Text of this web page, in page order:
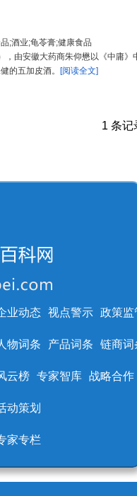
;酒业;龟苓膏;健康食品
由安徽大药商朱仰懋以《中庸
的五加皮酒。
[阅读全文]
1 条记
业动态 视点警示 政策监
物词条 产品词条 链商词
云榜 专家智库 战略合作
动策划
家专栏